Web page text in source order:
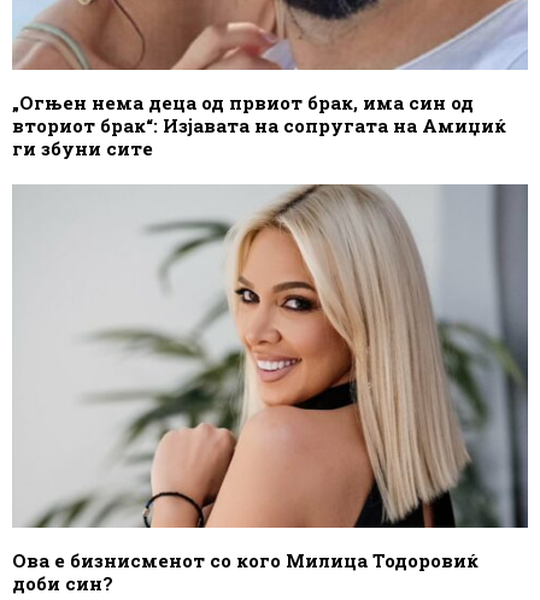
„Огњен нема деца од првиот брак, има син од
вториот брак“: Изјавата на сопругата на Амиџиќ
ги збуни сите
Ова е бизнисменот со кого Милица Тодоровиќ
доби син?